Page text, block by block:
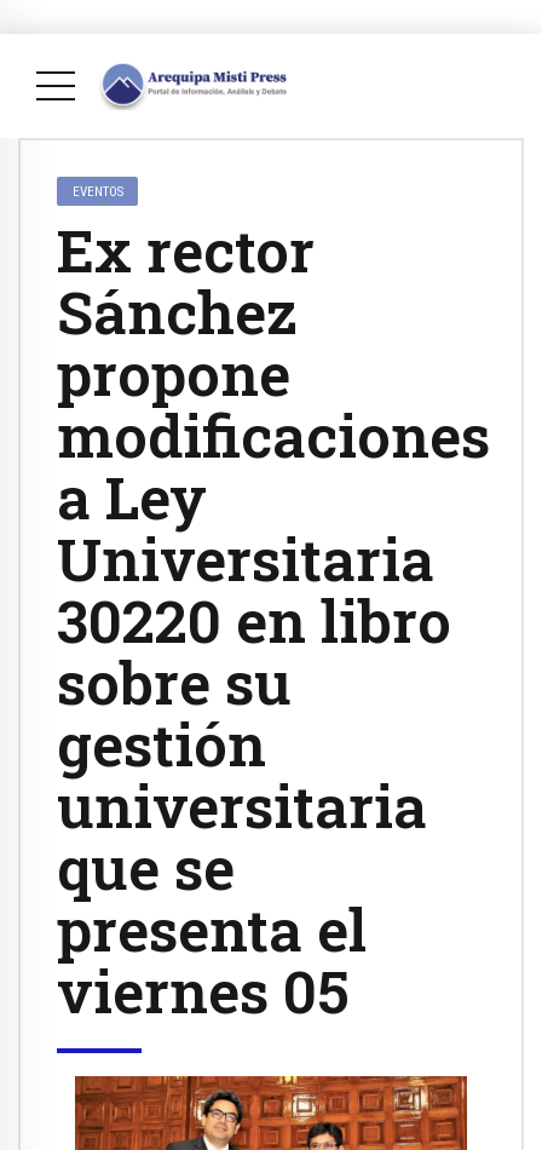
EVENTOS
Ex rector
Sánchez
propone
modificaciones
a Ley
Universitaria
30220 en libro
sobre su
gestión
universitaria
que se
presenta el
viernes 05